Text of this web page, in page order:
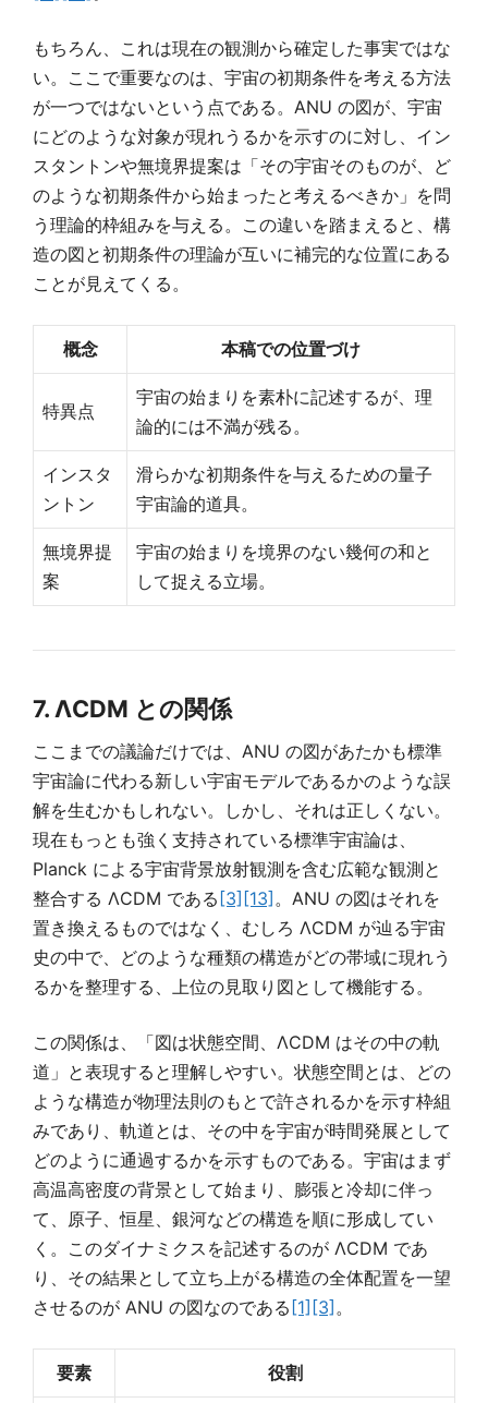
もちろん、これは現在の観測から確定した事実ではな
い。ここで重要なのは、宇宙の初期条件を考える方法
が一つではないという点である。ANU の図が、宇宙
にどのような対象が現れうるかを示すのに対し、イン
スタントンや無境界提案は「その宇宙そのものが、ど
のような初期条件から始まったと考えるべきか」を問
う理論的枠組みを与える。この違いを踏まえると、構
造の図と初期条件の理論が互いに補完的な位置にある
ことが見えてくる。
概念 本稿での位置づけ
特異点
宇宙の始まりを素朴に記述するが、理
論的には不満が残る。
インスタ
ントン
滑らかな初期条件を与えるための量子
宇宙論的道具。
無境界提
案
宇宙の始まりを境界のない幾何の和と
して捉える立場。
7. ΛCDM との関係
ここまでの議論だけでは、ANU の図があたかも標準
宇宙論に代わる新しい宇宙モデルであるかのような誤
解を生むかもしれない。しかし、それは正しくない。
現在もっとも強く支持されている標準宇宙論は、
Planck による宇宙背景放射観測を含む広範な観測と
整合する ΛCDM である [3] [13] 。ANU の図はそれを
置き換えるものではなく、むしろ ΛCDM が辿る宇宙
史の中で、どのような種類の構造がどの帯域に現れう
るかを整理する、上位の見取り図として機能する。
この関係は、「図は状態空間、ΛCDM はその中の軌
道」と表現すると理解しやすい。状態空間とは、どの
ような構造が物理法則のもとで許されるかを示す枠組
みであり、軌道とは、その中を宇宙が時間発展として
どのように通過するかを示すものである。宇宙はまず
高温高密度の背景として始まり、膨張と冷却に伴っ
て、原子、恒星、銀河などの構造を順に形成してい
く。このダイナミクスを記述するのが ΛCDM であ
り、その結果として立ち上がる構造の全体配置を一望
させるのが ANU の図なのである [1] [3] 。
要素 役割